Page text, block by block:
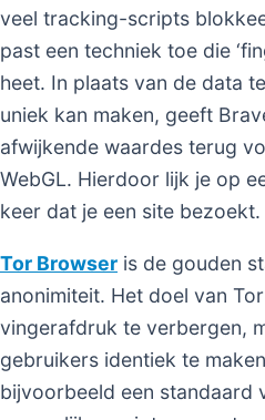
veel tracking-scripts
past een techniek toe die
heet. In plaats van de data
uniek kan maken, geeft
afwijkende waardes terug
WebGL. Hierdoor lijk je op
keer dat je een site bezoekt.
Tor Browser is de gouden
anonimiteit. Het doel van
vingerafdruk te verbergen,
gebruikers identiek te
bijvoorbeeld een